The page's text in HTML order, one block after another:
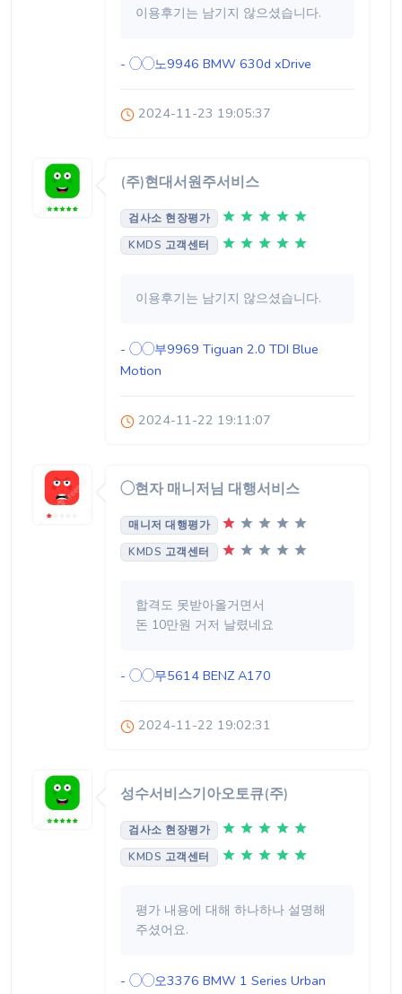
이용후기는 남기지 않으셨습니다.
- ◯◯노9946 BMW 630d xDrive
2024-11-23 19:05:37
(주)현대서원주서비스
검사소 현장평가
KMDS 고객센터
이용후기는 남기지 않으셨습니다.
- ◯◯부9969 Tiguan 2.0 TDI Blue
Motion
2024-11-22 19:11:07
◯현자 매니저님 대행서비스
매니저 대행평가
KMDS 고객센터
합격도 못받아올거면서
돈 10만원 거저 날렸네요
- ◯◯무5614 BENZ A170
2024-11-22 19:02:31
성수서비스기아오토큐(주)
검사소 현장평가
KMDS 고객센터
평가 내용에 대해 하나하나 설명해
주셨어요.
- ◯◯오3376 BMW 1 Series Urban